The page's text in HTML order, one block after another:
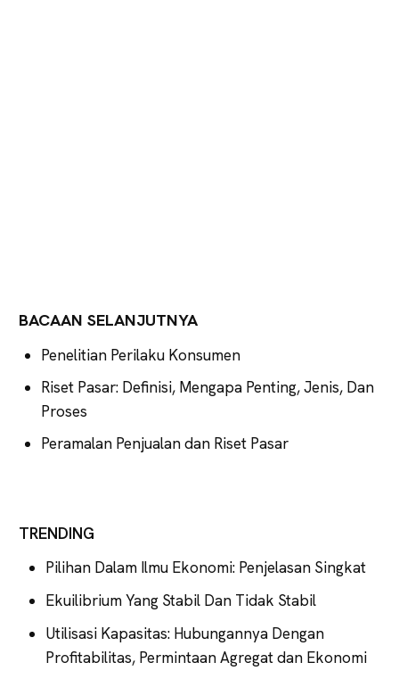
BACAAN SELANJUTNYA
Penelitian Perilaku Konsumen
Riset Pasar: Definisi, Mengapa Penting, Jenis, Dan
Proses
Peramalan Penjualan dan Riset Pasar
TRENDING
Pilihan Dalam Ilmu Ekonomi: Penjelasan Singkat
Ekuilibrium Yang Stabil Dan Tidak Stabil
Utilisasi Kapasitas: Hubungannya Dengan
Profitabilitas, Permintaan Agregat dan Ekonomi